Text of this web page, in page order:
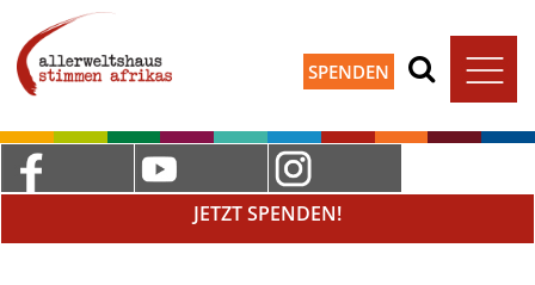
SPENDEN
JETZT SPENDEN!